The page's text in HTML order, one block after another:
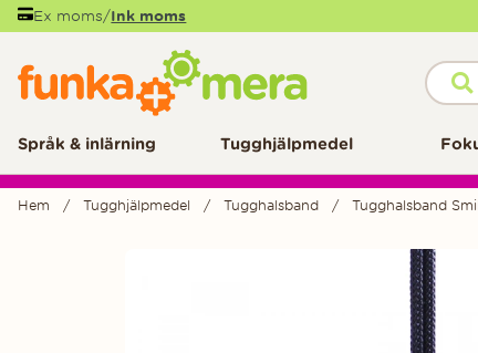
Ex moms/Ink moms
Språk & inlärning Tugghjälpmedel
Hem Tugghjälpmedel Tugghalsband Tugghalsband